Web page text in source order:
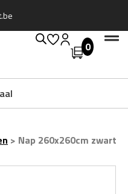
0
> Nap 260x260cm zwart